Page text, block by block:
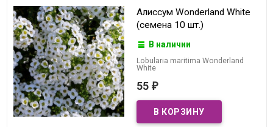
Алиссум Wonderland White
(семена 10 шт.)
В наличии
Lobularia maritima Wonderland
White
55 ₽